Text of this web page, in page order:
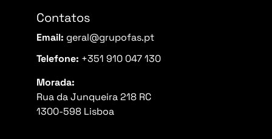
Contatos
Email: geral@grupofas.pt
Telefone: +351 910 047 130
Morada:
Rua da Junqueira 218 RC
1300-598 Lisboa